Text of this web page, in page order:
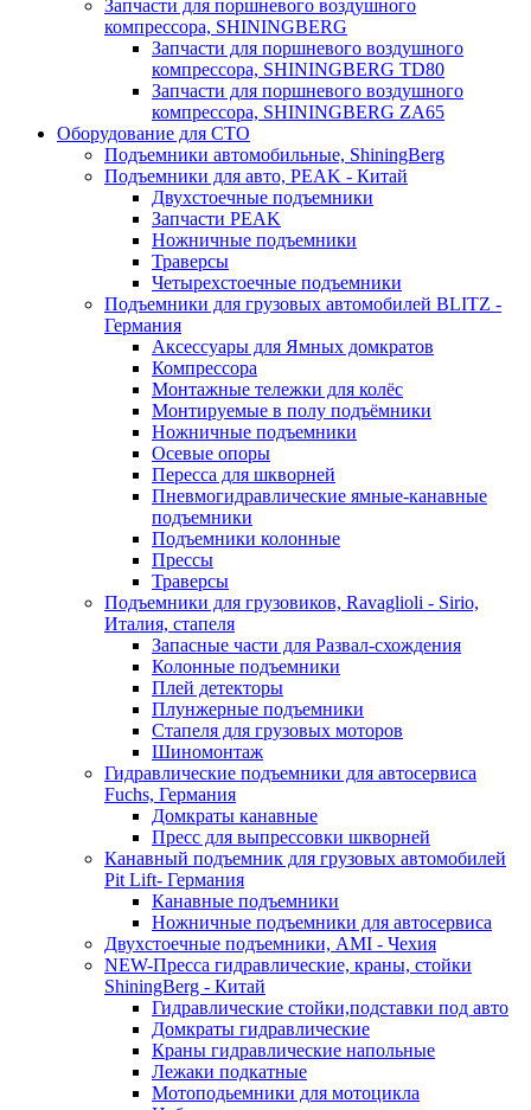
Запчасти для поршневого воздушного
компрессора, SHININGBERG
Запчасти для поршневого воздушного
компрессора, SHININGBERG TD80
Запчасти для поршневого воздушного
компрессора, SHININGBERG ZA65
Оборудование для СТО
Подъемники автомобильные, ShiningBerg
Подъемники для авто, PEAK - Китай
Двухстоечные подъемники
Запчасти PEAK
Ножничные подъемники
Траверсы
Четырехстоечные подъемники
Подъемники для грузовых автомобилей BLITZ -
Германия
Аксессуары для Ямных домкратов
Компрессора
Монтажные тележки для колёс
Монтируемые в полу подъёмники
Ножничные подъемники
Осевые опоры
Пересса для шкворней
Пневмогидравлические ямные-канавные
подъемники
Подъемники колонные
Прессы
Траверсы
Подъемники для грузовиков, Ravaglioli - Sirio,
Италия, стапеля
Запасные части для Развал-схождения
Колонные подъемники
Плей детекторы
Плунжерные подъемники
Стапеля для грузовых моторов
Шиномонтаж
Гидравлические подъемники для автосервиса
Fuchs, Германия
Домкраты канавные
Пресс для выпрессовки шкворней
Канавный подъемник для грузовых автомобилей
Pit Lift- Германия
Канавные подъемники
Ножничные подъемники для автосервиса
Двухстоечные подъемники, АМІ - Чехия
NEW-Пресса гидравлические, краны, стойки
ShiningBerg - Китай
Гидравлические стойки,подставки под авто
Домкраты гидравлические
Краны гидравлические напольные
Лежаки подкатные
Мотоподьемники для мотоцикла